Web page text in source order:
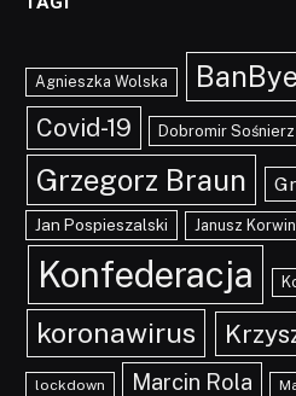
Agnieszka Wolska BanBye
Covid-19 Dobromir Sośnierz
Grzegorz Braun
Jan Pospieszalski Janusz
Konfederacja
koronawirus
lockdown Marcin Rola